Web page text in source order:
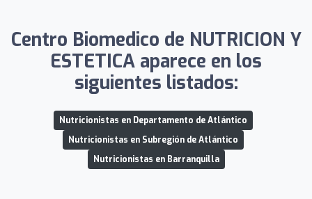
Centro Biomedico de NUTRICION Y
ESTETICA aparece en los
siguientes listados:
Nutricionistas en Departamento de Atlántico
Nutricionistas en Subregión de Atlántico
Nutricionistas en Barranquilla